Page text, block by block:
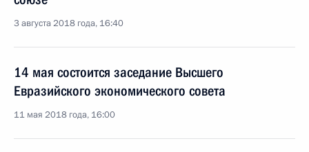
3 августа 2018 года, 16:40
14 мая состоится заседание Высшего
Евразийского экономического совета
11 мая 2018 года, 16:00